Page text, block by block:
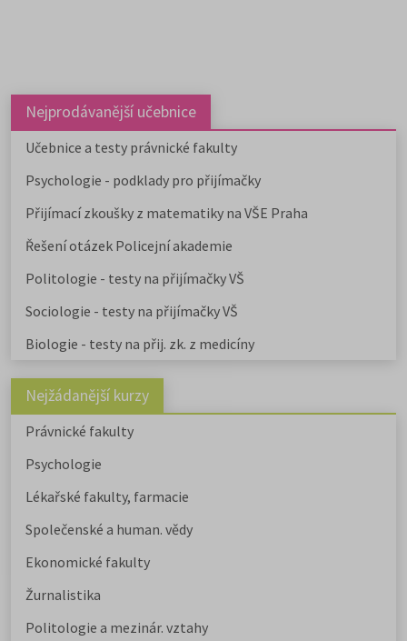
Nejprodávanější učebnice
Učebnice a testy právnické fakulty
Psychologie - podklady pro přijímačky
Přijímací zkoušky z matematiky na VŠE Praha
Řešení otázek Policejní akademie
Politologie - testy na přijímačky VŠ
Sociologie - testy na přijímačky VŠ
Biologie - testy na přij. zk. z medicíny
Nejžádanější kurzy
Právnické fakulty
Psychologie
Lékařské fakulty, farmacie
Společenské a human. vědy
Ekonomické fakulty
Žurnalistika
Politologie a mezinár. vztahy